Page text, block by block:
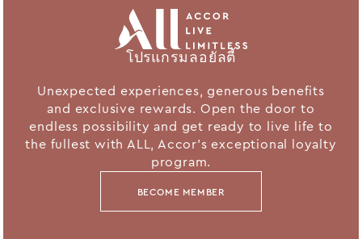
โปรแกรมลอยัลตี้
Unexpected experiences, generous benefits
and exclusive rewards. Open the door to
endless possibility and get ready to live life to
the fullest with ALL, Accor's exceptional loyalty
program.
BECOME MEMBER